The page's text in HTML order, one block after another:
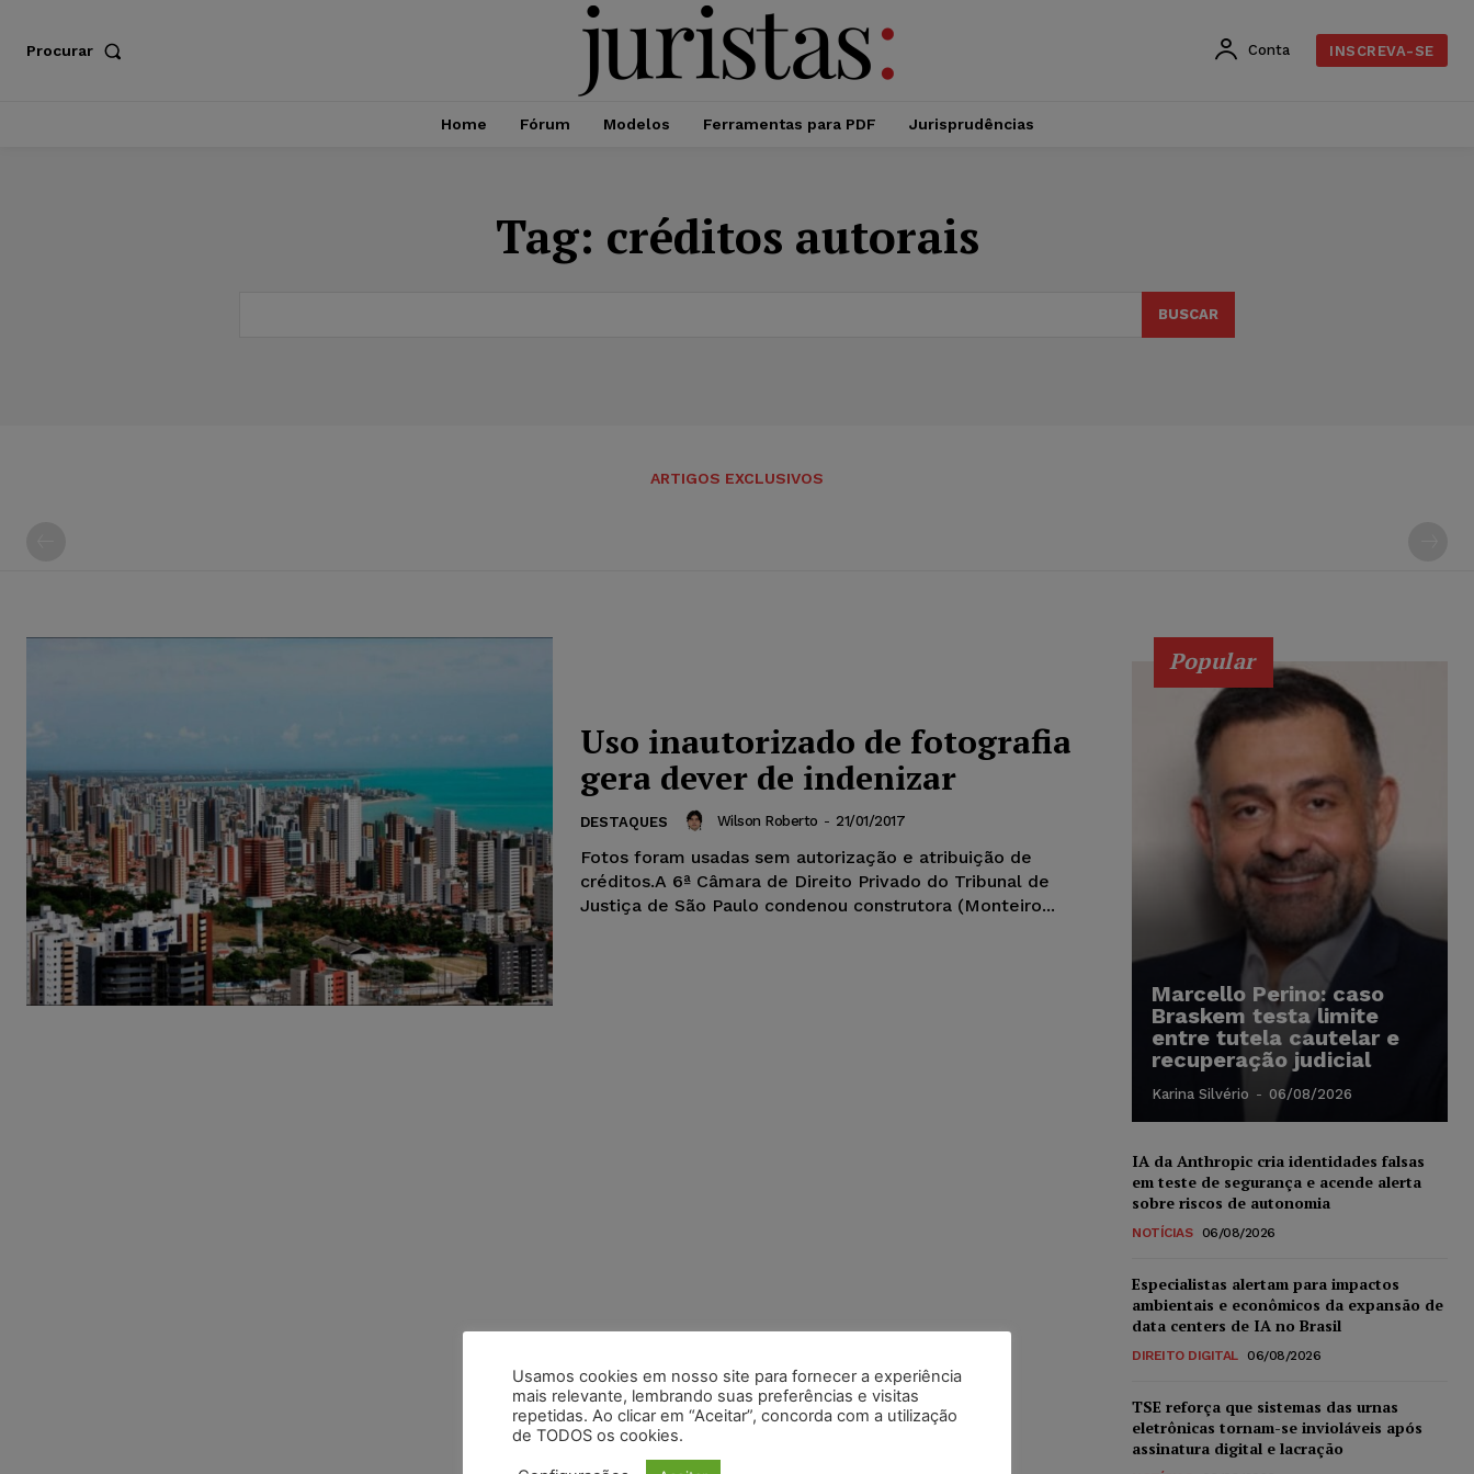
Procurar Conta INSCREVA-SE
Home Fórum Modelos Ferramentas para PDF Jurisprudências
Tag: créditos autorais
BUSCAR
ARTIGOS EXCLUSIVOS
Uso inautorizado de fotografia
gera dever de indenizar
DESTAQUES Wilson Roberto - 21/01/2017
Fotos foram usadas sem autorização e atribuição de
créditos.A 6ª Câmara de Direito Privado do Tribunal de
Justiça de São Paulo condenou construtora (Monteiro...
Popular
Marcello Perino: caso
Braskem testa limite
entre tutela cautelar e
recuperação judicial
Karina Silvério - 06/08/2026
IA da Anthropic cria identidades falsas
em teste de segurança e acende alerta
sobre riscos de autonomia
NOTÍCIAS 06/08/2026
Especialistas alertam para impactos
ambientais e econômicos da expansão de
data centers de IA no Brasil
DIREITO DIGITAL 06/08/2026
TSE reforça que sistemas das urnas
eletrônicas tornam-se invioláveis após
assinatura digital e lacração
Usamos cookies em nosso site para fornecer a experiência
mais relevante, lembrando suas preferências e visitas
repetidas. Ao clicar em “Aceitar”, concorda com a utilização
de TODOS os cookies.